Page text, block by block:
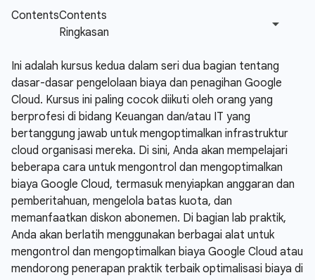
Ini adalah kursus kedua dalam seri dua bagian tentang
dasar-dasar pengelolaan biaya dan penagihan Google
Cloud. Kursus ini paling cocok diikuti oleh orang yang
berprofesi di bidang Keuangan dan/atau IT yang
bertanggung jawab untuk mengoptimalkan infrastruktur
cloud organisasi mereka. Di sini, Anda akan mempelajari
beberapa cara untuk mengontrol dan mengoptimalkan
biaya Google Cloud, termasuk menyiapkan anggaran dan
pemberitahuan, mengelola batas kuota, dan
memanfaatkan diskon abonemen. Di bagian lab praktik,
Anda akan berlatih menggunakan berbagai alat untuk
mengontrol dan mengoptimalkan biaya Google Cloud atau
mendorong penerapan praktik terbaik optimalisasi biaya di